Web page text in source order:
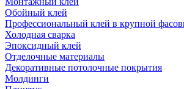
Обойный клей
Профессиональный клей в крупной
Холодная сварка
Эпоксидный клей
Отделочные материалы
Декоративные потолочные покрытия
Молдинги